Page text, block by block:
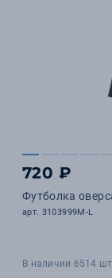
720 ₽
Футболка
арт. 3103999M-L
В наличии 6514